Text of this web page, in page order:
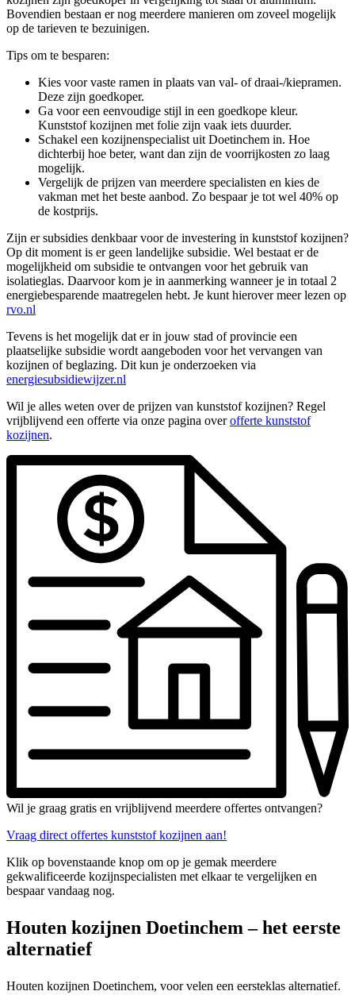
Bovendien bestaan er nog meerdere manieren om zoveel mogelijk
op de tarieven te bezuinigen.
Tips om te besparen:
Kies voor vaste ramen in plaats van val- of draai-/kiepramen.
Deze zijn goedkoper.
Ga voor een eenvoudige stijl in een goedkope kleur.
Kunststof kozijnen met folie zijn vaak iets duurder.
Schakel een kozijnenspecialist uit Doetinchem in. Hoe
dichterbij hoe beter, want dan zijn de voorrijkosten zo laag
mogelijk.
Vergelijk de prijzen van meerdere specialisten en kies de
vakman met het beste aanbod. Zo bespaar je tot wel 40% op
de kostprijs.
Zijn er subsidies denkbaar voor de investering in kunststof kozijnen?
Op dit moment is er geen landelijke subsidie. Wel bestaat er de
mogelijkheid om subsidie te ontvangen voor het gebruik van
isolatieglas. Daarvoor kom je in aanmerking wanneer je in totaal 2
energiebesparende maatregelen hebt. Je kunt hierover meer lezen op
rvo.nl
Tevens is het mogelijk dat er in jouw stad of provincie een
plaatselijke subsidie wordt aangeboden voor het vervangen van
kozijnen of beglazing. Dit kun je onderzoeken via
energiesubsidiewijzer.nl
Wil je alles weten over de prijzen van kunststof kozijnen? Regel
vrijblijvend een offerte via onze pagina overofferte kunststof
kozijnen.
Wil je graag gratis en vrijblijvend meerdere offertes ontvangen?
Vraag direct offertes kunststof kozijnen aan!
Klik op bovenstaande knop om op je gemak meerdere
gekwalificeerde kozijnspecialisten met elkaar te vergelijken en
bespaar vandaag nog.
Houten kozijnen Doetinchem – het eerste
alternatief
Houten kozijnen Doetinchem, voor velen een eersteklas alternatief.